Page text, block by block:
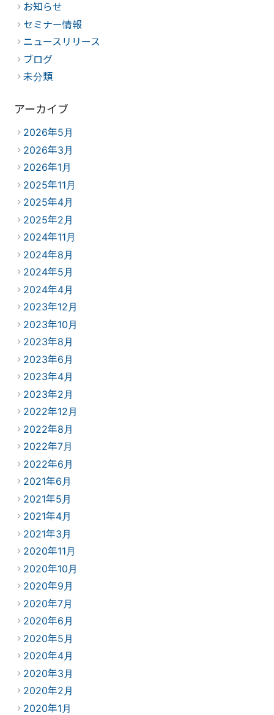
お知らせ
セミナー情報
ニュースリリース
ブログ
未分類
アーカイブ
2026年5月
2026年3月
2026年1月
2025年11月
2025年4月
2025年2月
2024年11月
2024年8月
2024年5月
2024年4月
2023年12月
2023年10月
2023年8月
2023年6月
2023年4月
2023年2月
2022年12月
2022年8月
2022年7月
2022年6月
2021年6月
2021年5月
2021年4月
2021年3月
2020年11月
2020年10月
2020年9月
2020年7月
2020年6月
2020年5月
2020年4月
2020年3月
2020年2月
2020年1月